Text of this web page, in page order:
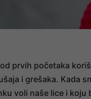
prvih početaka
i grešaka. Kada
voli naše lice i koju